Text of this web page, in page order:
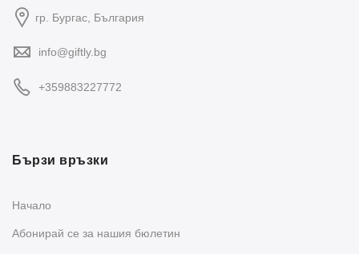
гр. Бургас, България
info@giftly.bg
+359883227772
Бързи връзки
Начало
Абонирай се за нашия бюлетин